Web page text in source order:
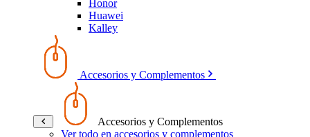
Honor
Huawei
Kalley
Accesorios y Complementos
Accesorios y Complementos
Ver todo en accesorios y complementos